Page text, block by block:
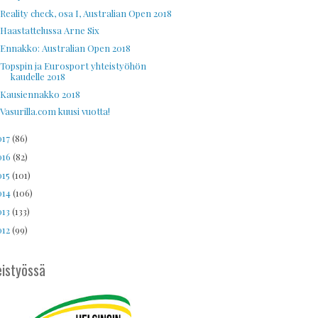
Reality check, osa I, Australian Open 2018
Haastattelussa Arne Six
Ennakko: Australian Open 2018
Topspin ja Eurosport yhteistyöhön
kaudelle 2018
Kausiennakko 2018
Vasurilla.com kuusi vuotta!
(86)
(82)
(101)
(106)
(133)
(99)